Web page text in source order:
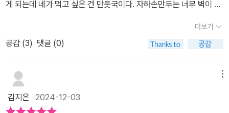
게 되는데 네가 먹고 싶은 건 만둣국이다. 자하손만두는 너무 벽이 높
너무 만두가 그립다. 당면 없는 만두. 이상한 맛 안나는 만두. 비린내
안 나는 만두 먹고 싶다. 김대리님 책은 나에게 아마 4권중 3권밖에
없을 것이다. 송영예 선생님 책으로 뜨개를 처음 시작했지만 요즘은
김대리님 책과 바늘이야기 도안 자주 본다.문어발도 있고. 김대리님
체형에 따라 좀더 늘리고 줄이고를 하면 됨. 둘다 장단점 있고 그래서
더보기
공감 (3) 댓글 (0)
김지은 2024-12-03